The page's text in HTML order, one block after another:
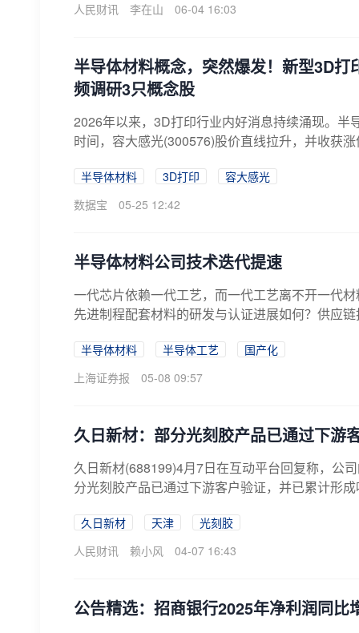
人民财讯
李在山 06-04 16:03
半导体材料概念，突然爆发！新型3D
频调研3只概念股
2026年以来，3D打印行业内好消息持续涌现。
时间，容大感光(300576)股价直线拉升，并收获
半导体材料 3D打印
容大感光
数据宝
05-25 12:42
半导体材料公司技术迭代提速
一代芯片依赖一代工艺，而一代工艺离不开一代
先进制程配套材料的研发与认证进展如何？供应
半导体材料 半导体工艺
国产化
上海证券报
05-08 09:57
久日新材：部分光刻胶产品已通过下游
久日新材(688199)4月7日在互动平台回复称，公
分光刻胶产品已通过下游客户验证，并已累计形
久日新材 天津
光刻胶
人民财讯
赖小风 04-07 16:43
公告精选：招商银行2025年净利润同